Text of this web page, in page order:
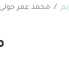
محمد عمر حولي